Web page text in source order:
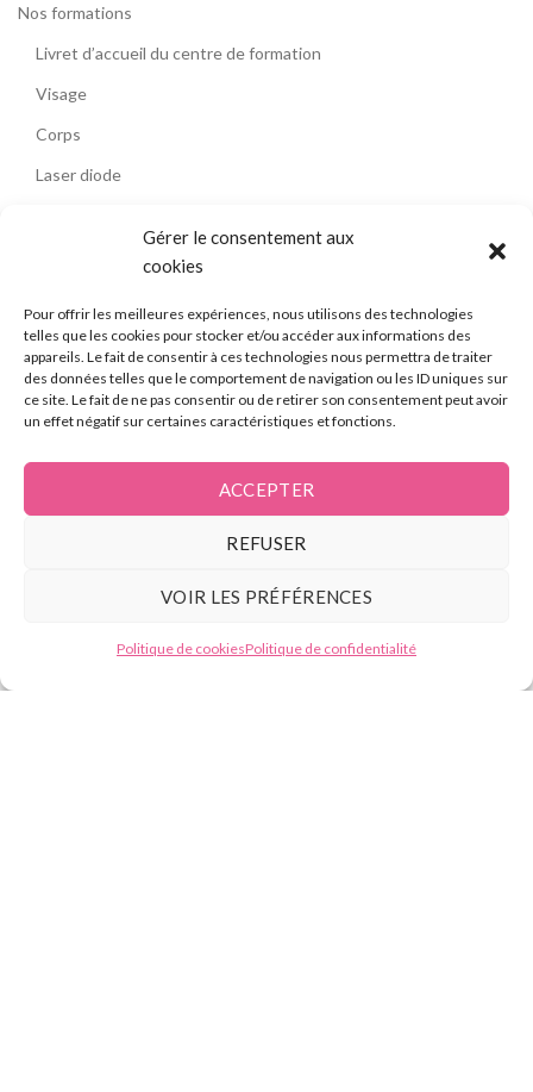
Gérer le consentement aux
cookies
Pour offrir les meilleures expériences, nous utilisons des technologies
telles que les cookies pour stocker et/ou accéder aux informations des
appareils. Le fait de consentir à ces technologies nous permettra de traiter
des données telles que le comportement de navigation ou les ID uniques sur
ce site. Le fait de ne pas consentir ou de retirer son consentement peut avoir
un effet négatif sur certaines caractéristiques et fonctions.
ACCEPTER
REFUSER
VOIR LES PRÉFÉRENCES
Politique de cookiesPolitique de confidentialité
Nos formations
Livret d’accueil du centre de formation
Visage
Corps
Laser diode
Hygiène et salubrité
Regard
Épilation définitive
Soins éléctrolyse infiny
Soins épilation laser diode
Formation Socle Laser diode